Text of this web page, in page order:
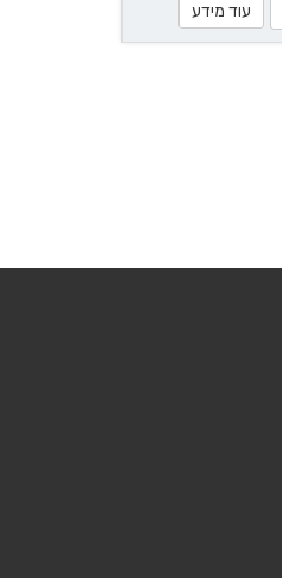
עוד מידע